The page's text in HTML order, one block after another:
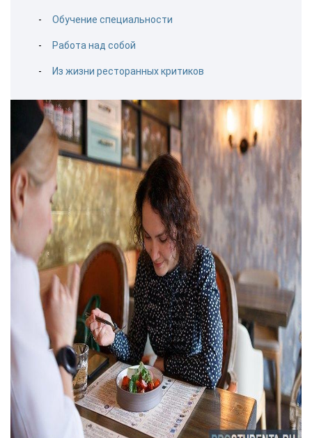
Обучение специальности
Работа над собой
Из жизни ресторанных критиков